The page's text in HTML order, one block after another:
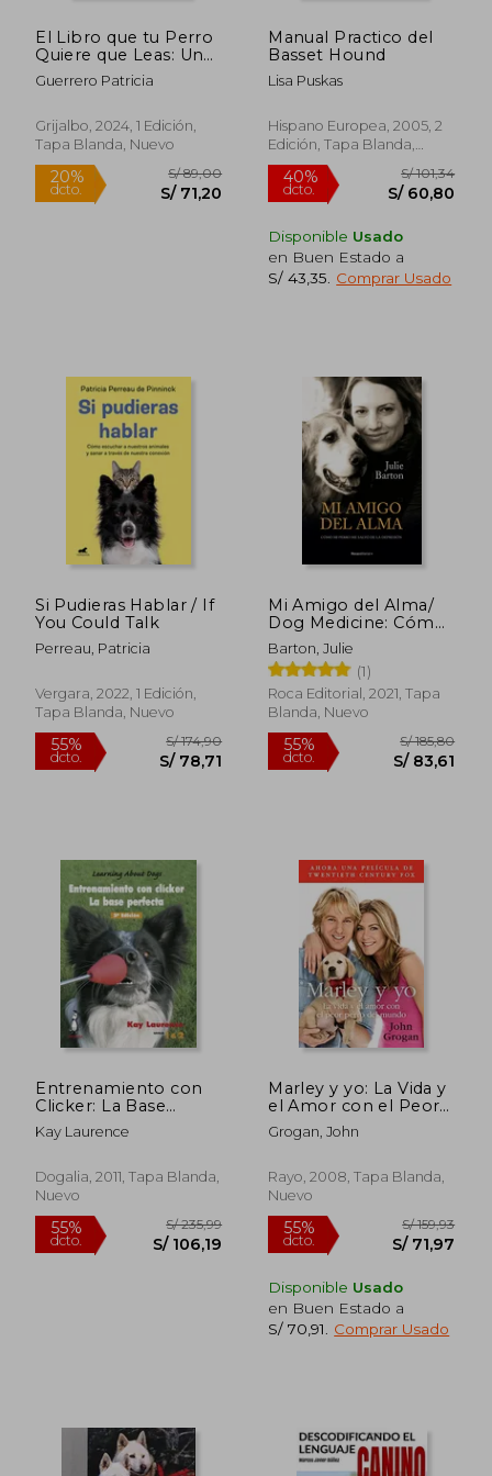
dcto.
El Libro que tu Perro
Quiere que Leas: Una
Guía Para Conocer,
Entender y Respet ar
Canino / the Book
Your dog Wants you
Guerrero Patricia
Grijalbo, 2024, 1 Edición,
Tapa Blanda, Nuevo
20%
dcto.
S/ 89,00
S/ 71,20
Rápido
Manual Practico del
Basset Hound
Lisa Puskas
Hispano Europea, 2005, 2
Edición, Tapa Blanda,
Nuevo
40%
dcto.
S/
S/
Disponible Usado
en Buen Estado a
S/ 43,35
Comprar Usado
Si Pudieras Hablar / If
You Could Talk
Perreau, Patricia
Vergara, 2022, 1 Edición,
Tapa Blanda, Nuevo
Mi Amigo del Alma/
Dog Medicine: Cómo
Mi Perro Me Salvó de
la Depresión/ How
My Dog Saved Me
from Myself
Barton, Julie
(1)
Roca Editorial, 2021, Tapa
Blanda, Nuevo
Entrenamiento con
Clicker: La Base
Perfecta
Kay Laurence
Dogalia, 2011, Tapa Blanda,
Nuevo
Marley y yo: La Vida y
el Amor con el Peor
Perro del Mundo
Grogan, John
Rayo, 2008, Tapa Blanda,
Nuevo
Disponible Usado
en Buen Estado a
S/ 70,91
Comprar Usado